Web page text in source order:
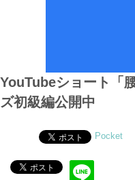
YouTubeショート「
ズ初級編公開中
Pocket